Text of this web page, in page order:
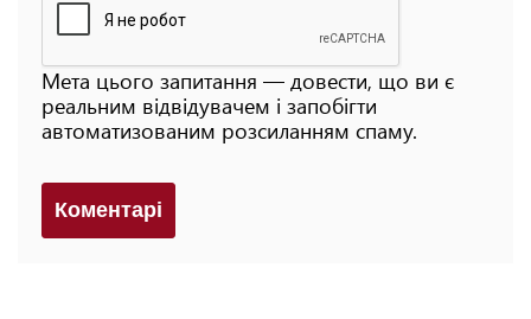
Мета цього запитання — довести, що ви є
реальним відвідувачем і запобігти
автоматизованим розсиланням спаму.
Коментарi